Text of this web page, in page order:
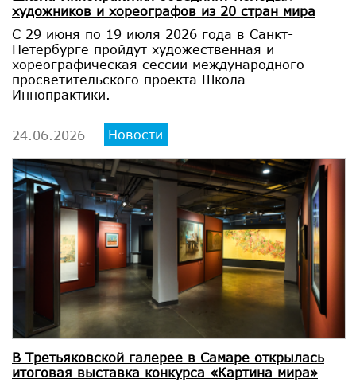
художников и хореографов из 20 стран мира
С 29 июня по 19 июля 2026 года в Санкт-
Петербурге пройдут художественная и
хореографическая сессии международного
просветительского проекта Школа
Иннопрактики.
24.06.2026 Новости
В Третьяковской галерее в Самаре открылась
итоговая выставка конкурса «Картина мира»